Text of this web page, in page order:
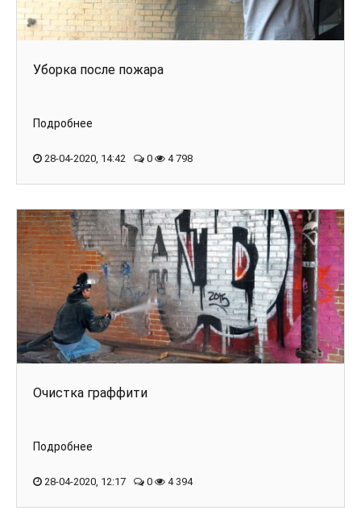
Уборка после пожара
Подробнее
28-04-2020, 14:42 0 4 798
Очистка граффити
Подробнее
28-04-2020, 12:17 0 4 394